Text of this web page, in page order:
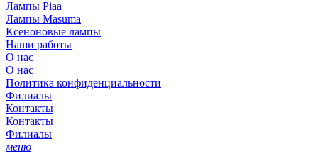
Лампы Piaa
Лампы Masuma
Ксеноновые лампы
Наши работы
О нас
О нас
Политика конфиденциальности
Филиалы
Контакты
Контакты
Филиалы
меню